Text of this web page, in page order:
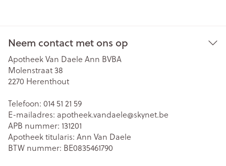
Neem contact met ons op
Apotheek Van Daele Ann BVBA
Molenstraat 38
2270 Herenthout
Telefoon: 014 51 21 59
E-mailadres: apotheek.vandaele@skynet.be
APB nummer: 131201
Apotheek titularis: Ann Van Daele
BTW nummer: BE0835461790